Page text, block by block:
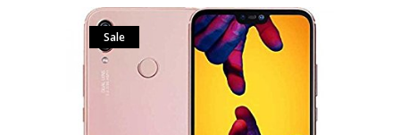
Sale